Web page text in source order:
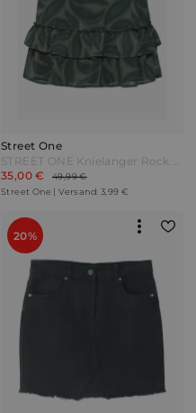
Street One
STREET ONE Knielanger Rock aus Chiffon mit Volants - deep bound green Grün
35,00 €
49,99 €
Street One | Versand: 3,99 €
20%